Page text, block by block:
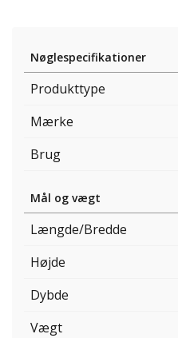
Nøglespecifikationer
Produkttype
Mærke
Brug
Mål og vægt
Længde/Bredde
Højde
Dybde
Vægt